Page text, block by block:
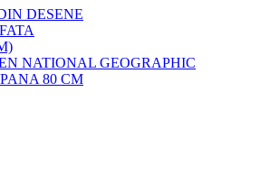
DESENE
NATIONAL GEOGRAPHIC
80 CM